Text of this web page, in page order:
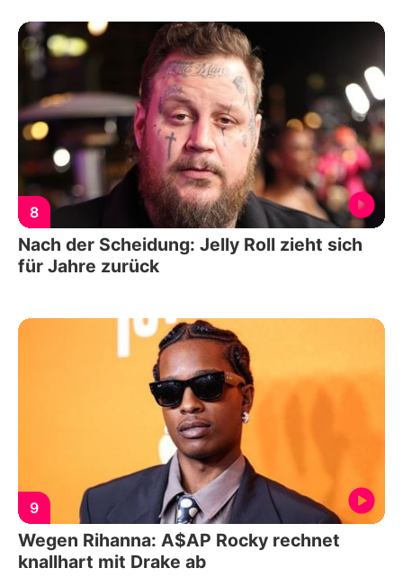
8
Nach der Scheidung: Jelly Roll zieht sich
für Jahre zurück
9
Wegen Rihanna: A$AP Rocky rechnet
knallhart mit Drake ab